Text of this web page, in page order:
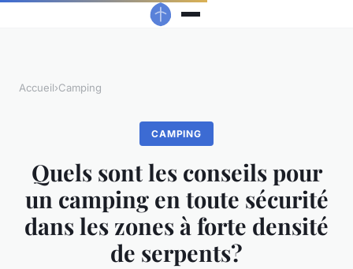
Accueil›Camping
CAMPING
Quels sont les conseils pour
un camping en toute sécurité
dans les zones à forte densité
de serpents?